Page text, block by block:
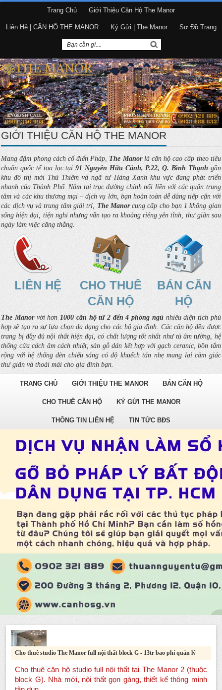
Trang Chủ Giới Thiệu Căn Hộ The Manor
Liên Hệ | CĂN HỘ THE MANOR Ký Gửi | The Manor Sơ Đồ Trang
GIỚI THIỆU CĂN HỘ THE MANOR
Mang đậm phong cách cổ điển Pháp, The Manorlà căn hộ cao cấp theo tiêu
chuẩn quốc tế tọa lạc tại91 Nguyễn Hữu Cảnh, P.22, Q. Bình Thạnh gần
khu đô thị mới Thủ Thiêm và ngã tư Hàng Xanh khu vực đang phát triển
nhanh của Thành Phố. Nằm tại trục đường chính nối liền với các quận trung
tâm và các khu thương mại – dịch vụ lớn, bạn hoàn toàn dễ dàng tiếp cận với
các dịch vụ và trung tâm giải trí, The Manorcung cấp cho bạn 1 không gian
sống hiện đại, tiện nghi nhưng vẫn tạo ra khoảng riêng yên tĩnh, thư giãn sau
ngày làm việc căng thẳng.
LIÊN HỆ
CHO THUÊ
CĂN HỘ
BÁN CĂN
HỘ
The Manorvới hơn1000 căn hộ từ 2 đến 4 phòng ngủnhiều diện tích phù
hợp sẽ tạo ra sự lựa chọn đa dạng cho các hộ gia đình. Các căn hộ đều được
trang bị đầy đủ nội thất hiện đại, có chất lượng tốt nhất như tủ âm tường, hệ
thống cửa cách âm cách nhiệt, sàn gỗ dán kết hợp với gạch ceranic, bồn tắm
rộng với hệ thống đèn chiếu sáng có độ khuếch tán nhẹ mang lại cảm giác
thư giãn và thoải mái cho gia đình bạn.
TRANG CHỦ GIỚI THIỆU THE MANOR BÁN CĂN HỘ
CHO THUÊ CĂN HỘ KÝ GỬI THE MANOR
THÔNG TIN LIÊN HỆ TIN TỨC BĐS
Cho thuê studio The Manor full nội thất block G - 13tr bao phí quản lý